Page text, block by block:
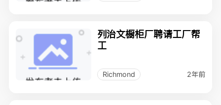
列治文橱柜厂聘请工厂帮
工
Richmond 2年前